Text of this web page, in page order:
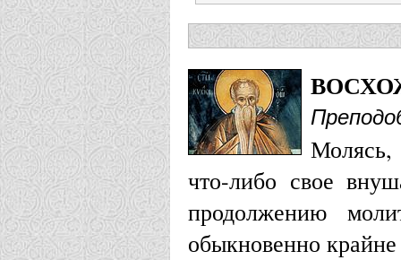
Молясь,
что-либо свое
продолжению
обыкновенно